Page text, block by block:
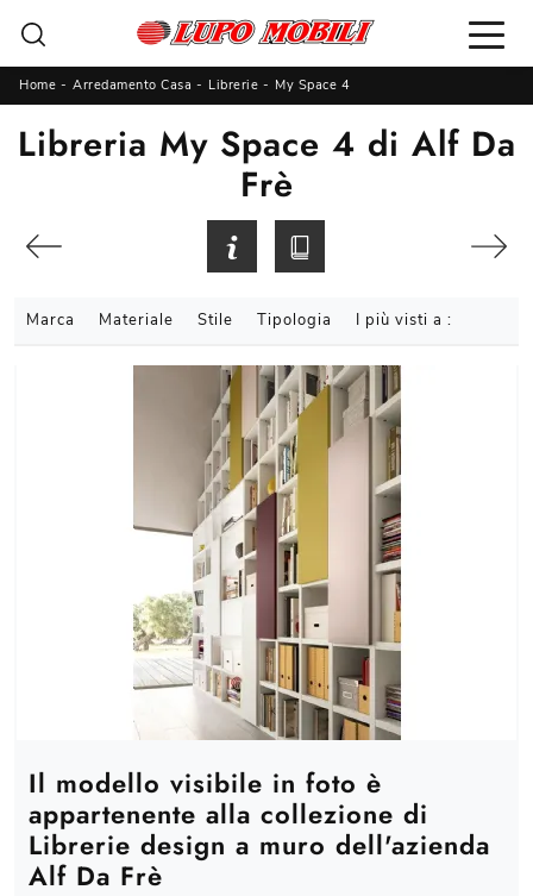
Home - Arredamento Casa - Librerie - My Space 4
Libreria My Space 4 di Alf Da
Frè
Marca Materiale Stile Tipologia I più visti a :
Il modello visibile in foto è
appartenente alla collezione di
Librerie design a muro dell'azienda
Alf Da Frè